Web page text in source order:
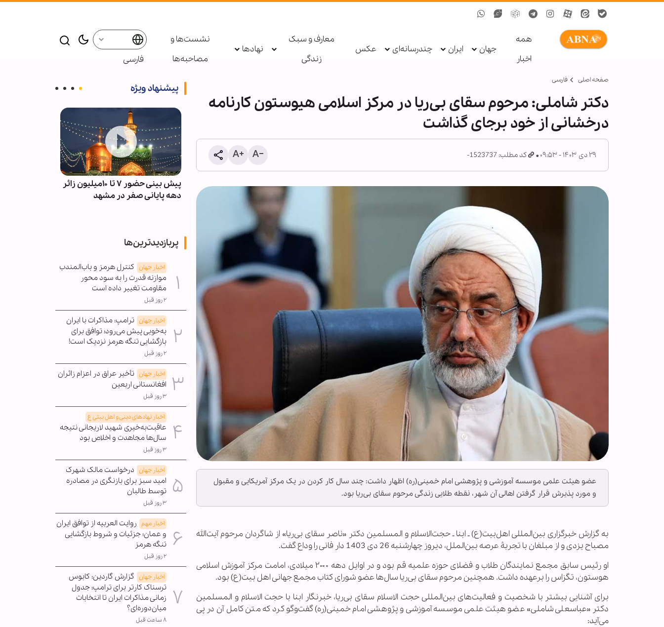
همه
اخبار
جهان ایران چندرسانه‌ای عکس
معارف و سبک
زندگی
نهادها
نشست‌ها و
مصاحبه‌ها
فارسی
صفحه اصلی فارسی
دکتر شاملی: مرحوم سقای بی‌ریا در مرکز اسلامی هیوستون کارنامه
درخشانی از خود برجای گذاشت
۲۹ دی ۱۴۰۳ - ۰۹:۵۳ کد مطلب: 1523737-
عضو هیئت علمی موسسه آموزشی و پژوهشی امام خمینی(ره) اظهار داشت: چند سال کار کردن در یک مرکز آمریکایی و مقبول
و مورد پذیرش قرار گرفتن اهالی آن شهر، نقطه طلایی زندگی مرحوم سقای بی‌ریا بود.
به گزارش خبرگزاری بین‌المللی اهل‌بیت(ع) ـ ابنا ـ حجت‌الاسلام و المسلمین دکتر «ناصر سقای بی‌ریا» از شاگردان مرحوم آیت‌الله
مصباح یزدی و از مبلغان با تجربۀ عرصه بین‌الملل، دیروز چهارشنبه 26 دی 1403 دار فانی را وداع گفت.
او رئیس سابق مجمع نمایندگان طلاب و فضلای حوزه علمیه قم بود و در اوایل دهه ۲۰۰۰ میلادی، امامت مرکز آموزش اسلامی
هوستون، تگزاس را برعهده داشت. همچنین مرحوم سقای بی‌ریا سال‌ها عضو شورای کتاب مجمع جهانی اهل بیت(ع) بود.
برای آشنایی بیشتر با شخصیت و فعالیت‌های بین‌المللی حجت الاسلام سقای بی‌ریا، خبرنگار ابنا با حجت الاسلام و المسلمین
دکتر «عباسعلی شاملی» عضو هیئت علمی موسسه آموزشی و پژوهشی امام خمینی(ره) گفت‌وگو کرد که متن کامل آن در پی
می‌آید:
پیشنهاد ویژه
اینفوگرافی | تجدید بیعت و آمادگی
برای یاری اهل‌بیت(ع) - ۱۴
پیش بینی حضور ۷ تا ۱۰میلیون زائر
دهه پایانی صفر در مشهد
پربازدیدترین‌ها
اخبار جهان کنترل هرمز و باب‌المندب
موازنه قدرت را به سود محور
مقاومت تغییر داده است
۲ روز قبل
اخبار جهان ترامپ: مذاکرات با ایران
به‌خوبی پیش می‌رود؛ توافق برای
بازگشایی تنگه هرمز نزدیک است!
۲ روز قبل
اخبار جهان تأخیر عراق در اعزام زائران
افغانستانی اربعین
۳ روز قبل
اخبار نهادهای دینی و اهل بیتی ع
عاقبت‌به‌خیری شهید لاریجانی نتیجه
سال‌ها مجاهدت و اخلاص بود
۳ روز قبل
اخبار جهان درخواست مالک شهرک
امید سبز برای بازنگری در مصادره
توسط طالبان
۳ روز قبل
اخبار مهم روایت العربیه از توافق ایران
و عمان؛ جزئیات و شروط بازگشایی
تنگه هرمز
۲ روز قبل
اخبار جهان گزارش گاردین: کابوس
ترسناک کارتر برای ترامپ؛ جدول
زمانی مذاکرات ایران تا انتخابات
میان‌دوره‌ای؟
۸ ساعت قبل